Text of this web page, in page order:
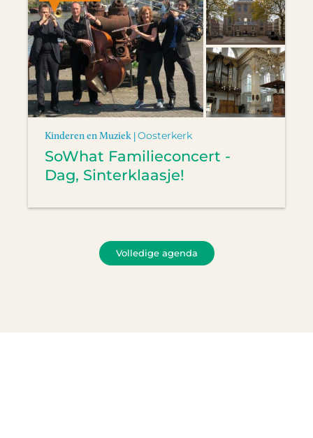
Kinderen en Muziek |Oosterkerk
SoWhat Familieconcert -
Dag, Sinterklaasje!
Volledige agenda